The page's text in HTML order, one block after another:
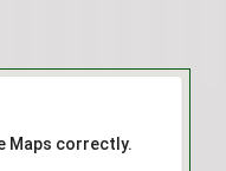
Maps correctly.